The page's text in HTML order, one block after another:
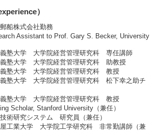
）
船株式会社勤務
Assistant to Prof. Gary S. Becker, University
塾大学 大学院経営管理研究科 専任講師
塾大学 大学院経営管理研究科 助教授
塾大学 大学院経営管理研究科 教授
大学 大学院経営管理研究科 松下幸之助チ
塾大学 大学院経営管理研究科 教授
Stanford University（兼任）
研究システム 研究員（兼任）
工業大学 大学院工学研究科 非常勤講師（兼